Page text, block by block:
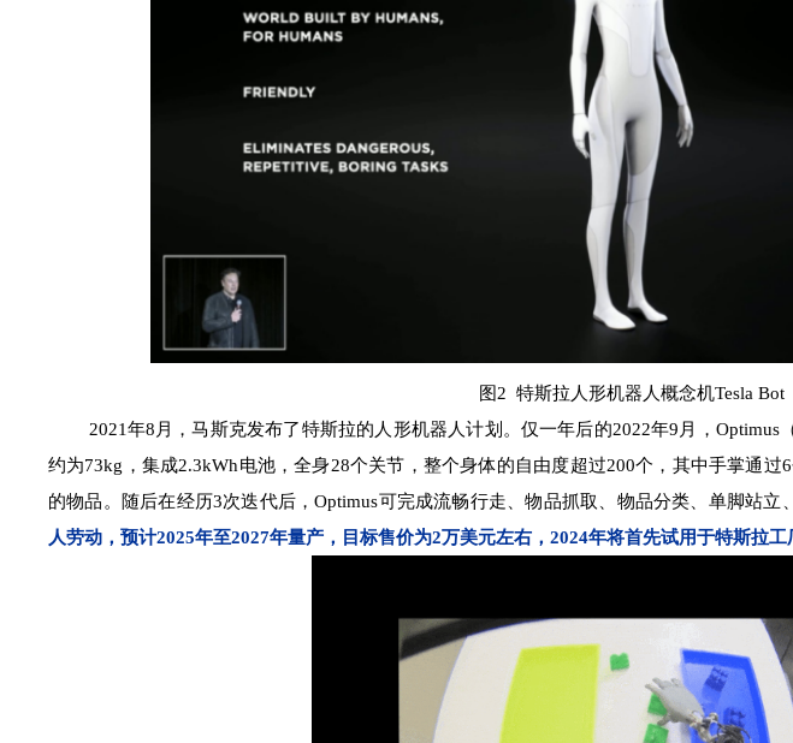
图2 特斯拉人形机器人概念机Tesla Bot
2021年8月，马斯克发布了特斯拉的人形机器人计划。仅一年后的2022年9月，Optimus
约为73kg，集成2.3kWh电池，全身28个关节，整个身体的自由度超过200个，其中手掌通
的物品。随后在经历3次迭代后，Optimus可完成流畅行走、物品抓取、物品分类、单脚站立
人劳动，预计2025年至2027年量产，目标售价为2万美元左右，2024年将首先试用于特斯拉工